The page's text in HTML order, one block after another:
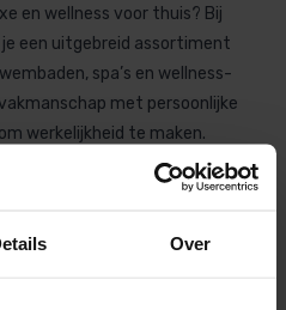
Over
en wellness voor thuis? Bij
je een uitgebreid assortiment
spa’s en wellness-
met persoonlijke
werkelijkheid te maken.